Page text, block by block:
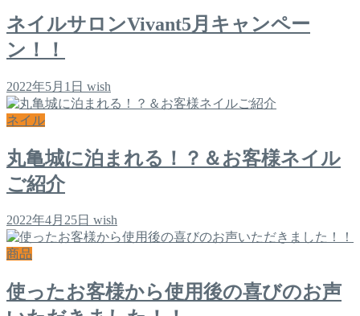
ネイルサロンVivant5月キャンペー
ン！！
2022年5月1日 wish
ネイル
丸亀城に泊まれる！？＆お客様ネイル
ご紹介
2022年4月25日 wish
商品
使ったお客様から使用後の喜びのお声